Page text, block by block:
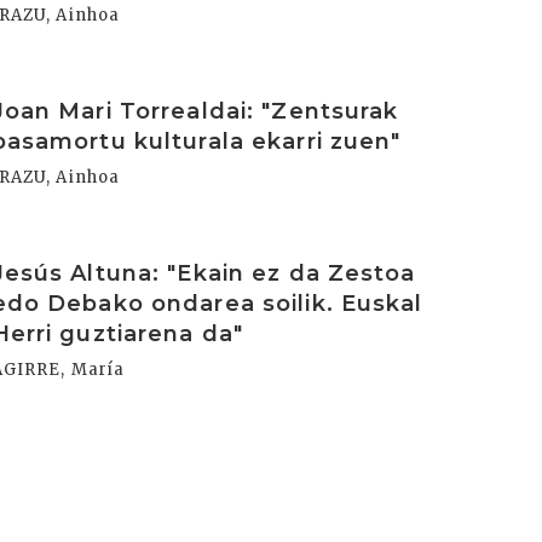
Ainhoa
Mari Torrealdai: "Zentsurak
kulturala ekarri zuen"
Ainhoa
Altuna: "Ekain ez da Zestoa
Debako ondarea soilik. Euskal
guztiarena da"
María